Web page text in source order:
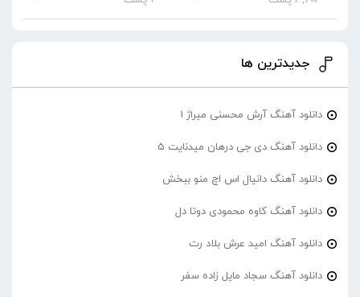
جدیدترین ها
دانلود آهنگ آرش محسنی میراژ 1
دانلود آهنگ دی جی درهان میدنایت 5
دانلود آهنگ دانیال اس اچ منو ببخش
دانلود آهنگ کاوه محمودی دوتا دل
دانلود آهنگ امید عرش بلاد رت
دانلود آهنگ سجاد مایل زاده سفر